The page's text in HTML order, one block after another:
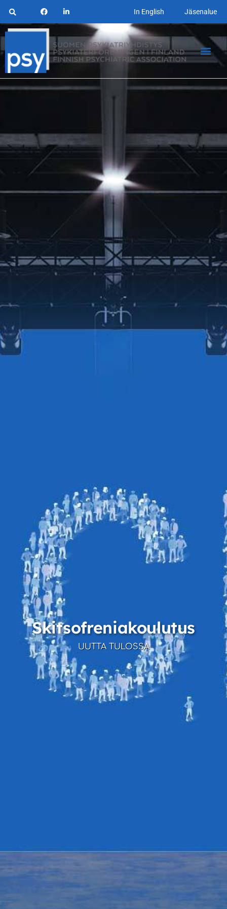
In English Jäsenalue
Skitsofreniakoulutus
UUTTA TULOSSA